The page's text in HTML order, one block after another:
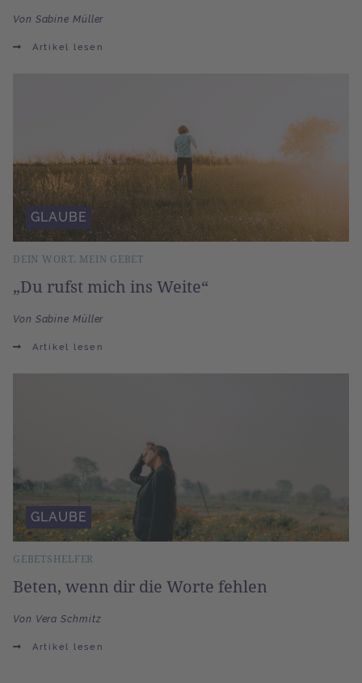
Von Sabine Müller
Artikel lesen
DEIN WORT. MEIN GEBET
„Du rufst mich ins Weite“
Von Sabine Müller
Artikel lesen
GLAUBE
GEBETSHELFER
Beten, wenn dir die Worte fehlen
Von Vera Schmitz
Artikel lesen
GLAUBE